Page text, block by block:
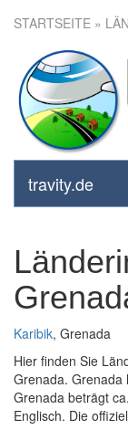
STARTSEITE »
travity.de
Karibik, Grenada
Hier finden Sie
Grenada. Grenada
Grenada beträgt
Englisch. Die